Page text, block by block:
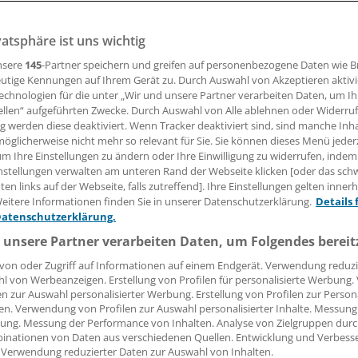
12:12 Uhr
Anbindung an die Datenautobahn im
tragen. KBV und Krankenkassen haben hierzu eine
getroffen. Die Praxen werden allerdings erst
sie den Online-Abgleich der Versichertenstammdaten
Die Pauschalen gibt es über die jeweilige KV,
der Abrechnung, oder der Arzt stellt, wenn er alle
bei seiner KV.
deckt die Kosten für den Konnektor und
ab. Sie beträgt in diesem Quartal noch 2793 Euro. In den
wird sie um jeweils zehn Prozent abgesenkt; die
2018 nur noch bei 2557 Euro und im zweiten Quartal
ist uns wichtig
145-Partner speichern und greifen auf personenbezogene Daten wie
Kennungen auf Ihrem Gerät zu. Durch Auswahl von Akzeptieren
für die unter „Wir und unsere Partner verarbeiten Daten, um
aufgeführten Zwecke. Durch Auswahl von Alle ablehnen oder
werden diese deaktiviert. Wenn Tracker deaktiviert sind, sind manche
nicht mehr so relevant für Sie. Sie können dieses Menü
Ihre Einstellungen zu ändern oder Ihre Einwilligung zu widerrufen, indem
verwalten am unteren Rand der Webseite klicken [oder das
links auf der Webseite, falls zutreffend]. Ihre Einstellungen gelten
Informationen finden Sie in unserer Datenschutzerklärung. Details
Partner verarbeiten Daten, um Folgendes
oder Zugriff auf Informationen auf einem Endgerät. Verwendung
von Werbeanzeigen. Erstellung von Profilen für personalisierte
zur Auswahl personalisierter Werbung. Erstellung von Profilen zur
Verwendung von Profilen zur Auswahl personalisierter Inhalte.
Messung der Performance von Inhalten. Analyse von Zielgruppen
von Daten aus verschiedenen Quellen. Entwicklung und
reduzierter Daten zur Auswahl von Inhalten.